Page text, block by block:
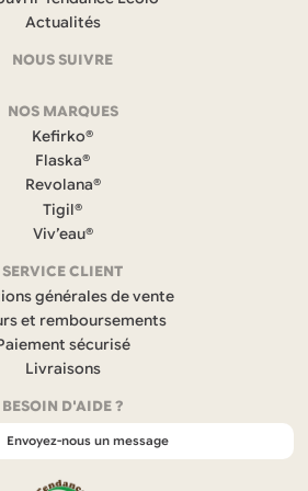
Actualités
NOUS SUIVRE
a
c
e
b
o
o
k
s
o
u
v
r
d
a
n
u
NOS MARQUES
Kefirko®
Flaska®
Revolana®
Tigil®
Viv’eau®
SERVICE CLIENT
générales de vente
et remboursements
sécurisé
Livraisons
BESOIN D'AIDE ?
Envoyez-nous un message